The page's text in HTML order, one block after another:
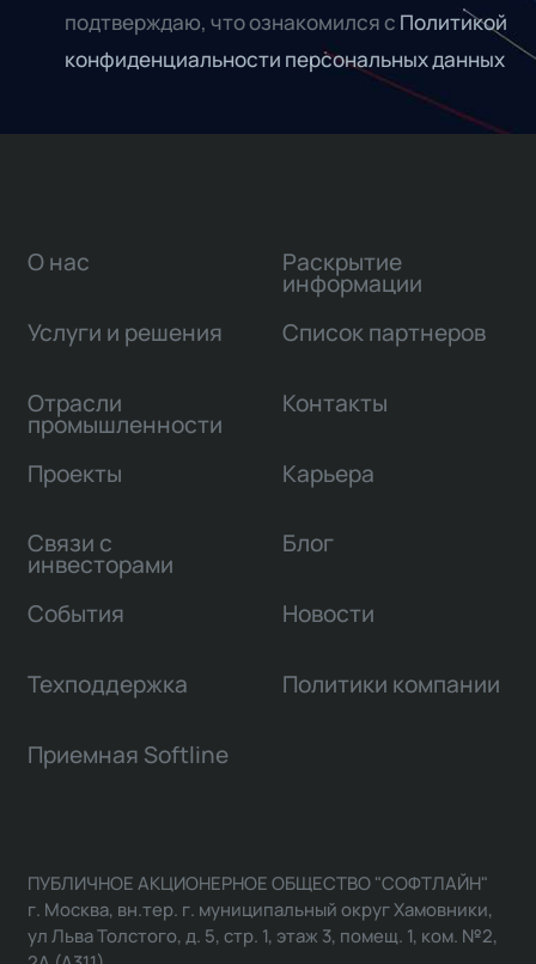
подтверждаю, что ознакомился с Политикой
конфиденциальности персональных данных
О нас
Услуги и решения
Отрасли
промышленности
Проекты
Связи с
инвесторами
Раскрытие
информации
Список партнеров
Контакты
Карьера
Блог
События Новости
Техподдержка Политики компании
Приемная Softline
ПУБЛИЧНОЕ АКЦИОНЕРНОЕ ОБЩЕСТВО "СОФТЛАЙН"
г. Москва, вн.тер. г. муниципальный округ Хамовники,
ул Льва Толстого, д. 5, стр. 1, этаж 3, помещ. 1, ком. №2,